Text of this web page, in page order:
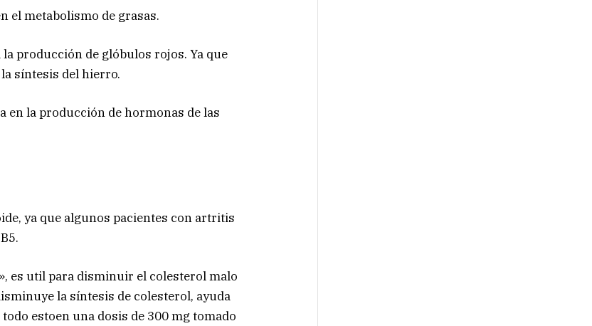
el metabolismo de grasas.
la producción de glóbulos rojos. Ya que
la síntesis del hierro.
en la producción de hormonas de las
ya que algunos pacientes con artritis
es util para disminuir el colesterol malo
la síntesis de colesterol, ayuda
estoen una dosis de 300 mg tomado